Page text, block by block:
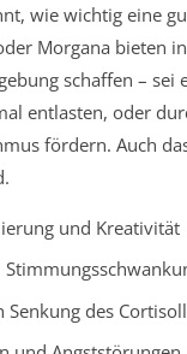
wie wichtig eine
Morgana bieten
schaffen – sei
entlasten, oder
fördern. Auch
und Kreativität
des